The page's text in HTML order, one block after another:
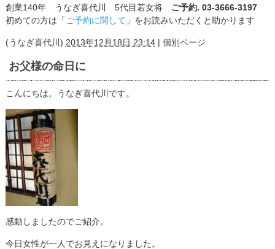
創業140年 うなぎ喜代川 5代目若女将 ご予約. 03-3666-3197
初めての方は「 ご予約に関して 」をお読みいただくと助かります
(うなぎ喜代川 ) 2013年12月18日 23:14| 個別ページ
お父様の命日に
こんにちは。うなぎ喜代川です。
感動しましたのでご紹介。
今日女性が一人でお見えになりました。